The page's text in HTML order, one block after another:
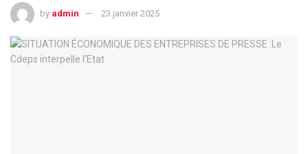
by admin 23 janvier 2025